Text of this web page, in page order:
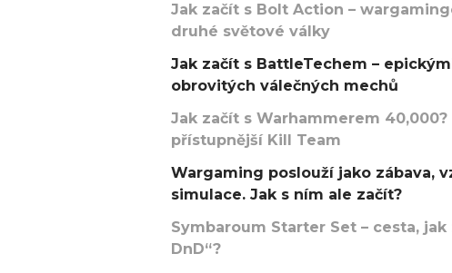
Jak začít s Bolt Action –
druhé světové války
Jak začít s BattleTechem –
obrovitých válečných mechů
Jak začít s Warhammerem
přístupnější Kill Team
Wargaming poslouží jako zábava,
simulace. Jak s ním ale začít?
Symbaroum Starter Set – cesta,
DnD“?